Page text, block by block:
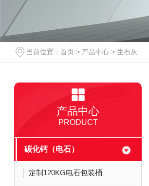
当前位置： 首页 > 产品中心 > 生石灰
产品中心
PRODUCT
碳化钙（电石）
定制120KG电石包装桶